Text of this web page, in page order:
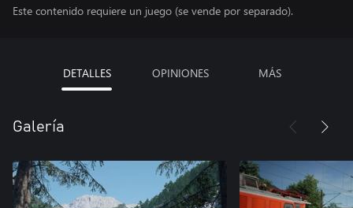
Este contenido requiere un juego (se vende por separado).
DETALLES OPINIONES MÁS
Galería